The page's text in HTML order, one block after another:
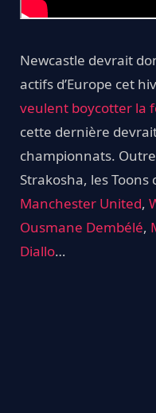
Newcastle devrait
actifs d’Europe cet
veulent boycotter la
cette dernière
championnats.
Strakosha, les
Manchester United,
Ousmane Dembélé,
Diallo…